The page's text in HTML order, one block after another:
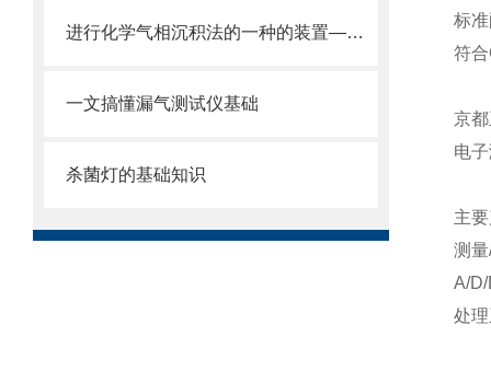
进行化学气相沉积法的一种的装置——等离子CVD设备
一文搞懂漏气测试仪基础
杀菌灯的基础知识
标
符
京
电
主
测
A/
处